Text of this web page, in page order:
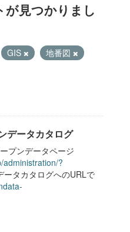
が見つかりまし
GIS
地番図
データカタログ
プンデータページ
administration/?
ータカタログへのURLで